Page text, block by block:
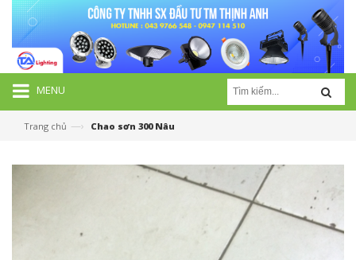
MENU
Trang chủ —› Chao sơn 300 Nâu